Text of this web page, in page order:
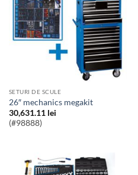
SETURI DE SCULE
26″ mechanics megakit
30,631.11 lei
(#98888)